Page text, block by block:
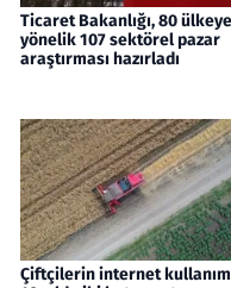
Ticaret Bakanlığı, 80 ülkeye
yönelik 107 sektörel pazar
araştırması hazırladı
Çiftçilerin internet